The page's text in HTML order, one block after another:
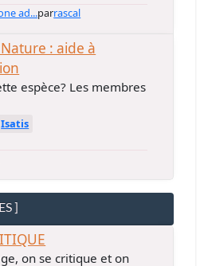
ad...parrascal
: aide à
espèce? Les membres
Isatis
]
on se critique et on